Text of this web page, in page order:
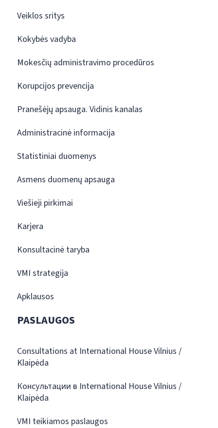
Veiklos sritys
Kokybės vadyba
Mokesčių administravimo procedūros
Korupcijos prevencija
Pranešėjų apsauga. Vidinis kanalas
Administracinė informacija
Statistiniai duomenys
Asmens duomenų apsauga
Viešieji pirkimai
Karjera
Konsultacinė taryba
VMI strategija
Apklausos
PASLAUGOS
Consultations at International House Vilnius /
Klaipėda
Консультации в International House Vilnius /
Klaipėda
VMI teikiamos paslaugos